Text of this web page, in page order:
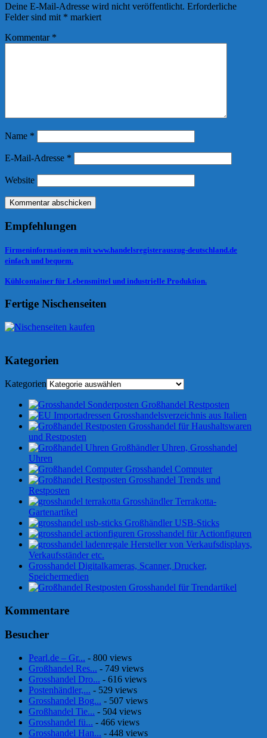
Deine E-Mail-Adresse wird nicht veröffentlicht. Erforderliche
Felder sind mit * markiert
Kommentar *
Name *
E-Mail-Adresse *
Website
Empfehlungen
Firmeninformationen mit www.handelsregisterauszug-deutschland.de
einfach und bequem.
Kühlcontainer für Lebensmittel und industrielle Produktion.
Fertige Nischenseiten
Kategorien
Kategorien
Großhandel Restposten
Grosshandelsverzeichnis aus Italien
Grosshandel für Haushaltswaren
und Restposten
Großhändler Uhren, Grosshandel
Uhren
Grosshandel Computer
Grosshandel Trends und
Restposten
Grosshändler Terrakotta-
Gartenartikel
Großhändler USB-Sticks
Grosshandel für Actionfiguren
Hersteller von Verkaufsdisplays,
Verkaufsständer etc.
Grosshandel Digitalkameras, Scanner, Drucker,
Speichermedien
Grosshandel für Trendartikel
Kommentare
Besucher
Pearl.de – Gr... - 800 views
Großhandel Res... - 749 views
Grosshandel Dro... - 616 views
Postenhändler,... - 529 views
Grosshandel Bog... - 507 views
Großhandel Tie... - 504 views
Grosshandel fü... - 466 views
Grosshandel Han... - 448 views